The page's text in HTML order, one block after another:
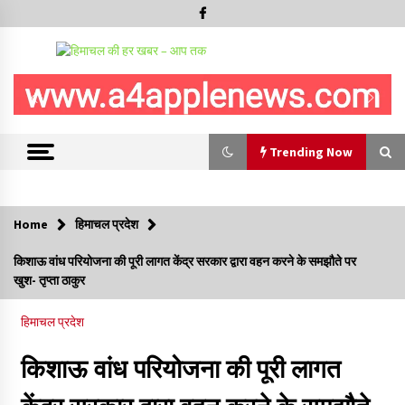
Trending Now
शिमला पुलिस में बड़ी अनुशासनात्मक कार्रवाई, 3 पुलिसकर्मी निलंबित
07/08/2026
07/08/2026
Home हिमाचल प्रदेश
किशाऊ वांध परियोजना की पूरी लागत केंद्र सरकार द्वारा वहन करने के समझौते पर
खुश- तृप्ता ठाकुर
हिमाचल प्रदेश
किशाऊ वांध परियोजना की पूरी लागत